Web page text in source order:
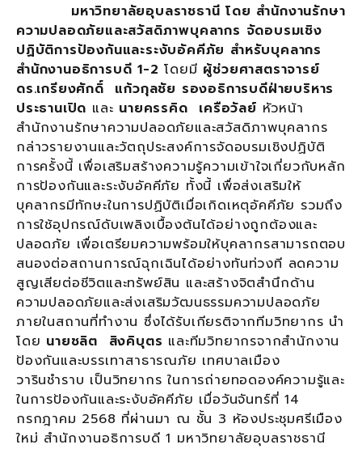
มหาวิทยาลัยอุบลราชธานี โดย สำนักงานรักษา
ความปลอดภัยและสวัสดิภาพบุคลากร จัดอบรมเชิง
ปฏิบัติการป้องกันและระงับอัคคีภัย สำหรับบุคลากร
สำนักงานอธิการบดี1-2โดยมี ผู้ช่วยศาสตราจารย์
ดร.เกรียงศักดิ์ แก้วกุลชัย รองอธิการบดีฝ่ายบริหาร
ประธานเปิด และ นายครรคิด เครือวัลย์ หัวหน้า
สำนักงานรักษาความปลอดภัยและสวัสดิภาพบุคลากร
กล่าวรายงานและวัตถุประสงค์การจัดอบรมเชิงปฏิบัติ
การครั้งนี้ เพื่อเสริมสร้างความรู้ความเข้าใจเกี่ยวกับหลัก
การป้องกันและระงับอัคคีภัย ทั้งนี้ เพื่อส่งเสริมให้
บุคลากรมีทักษะในการปฏิบัติเมื่อเกิดเหตุอัคคีภัย รวมถึง
การใช้อุปกรณ์ดับเพลิงเบื้องต้นได้อย่างถูกต้องและ
ปลอดภัย เพื่อเตรียมความพร้อมให้บุคลากรสามารถตอบ
สนองต่อสถานการณ์ฉุกเฉินได้อย่างทันท่วงที ลดความ
สูญเสียต่อชีวิตและทรัพย์สิน และสร้างจิตสำนึกด้าน
ความปลอดภัยและส่งเสริมวัฒนธรรมความปลอดภัย
ภายในสถานที่ทำงาน ซึ่งได้รับเกียรติจากทีมวิทยากร นำ
โดย นายชลิต สิงคิบุตร และทีมวิทยากรจากสำนักงาน
ป้องกันและบรรเทาสาธารณภัย เทศบาลเมือง
วารินชำราบ เป็นวิทยากร ในการถ่ายทอดองค์ความรู้และ
ในการป้องกันและระงับอัคคีภัย เมื่อวันจันทร์ที่ 14
กรกฎาคม 2568 ที่ผ่านมา ณ ชั้น 3 ห้องประชุมศรีเมือง
ใหม่ สำนักงานอธิการบดี 1 มหาวิทยาลัยอุบลราชธานี